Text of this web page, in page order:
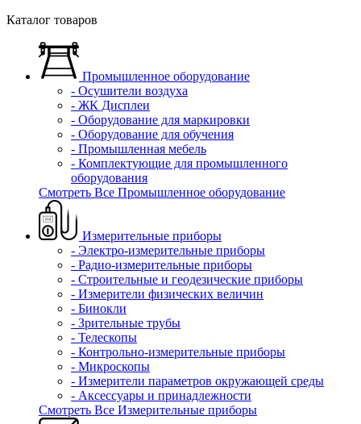
Каталог товаров
Промышленное оборудование
- Осушители воздуха
- ЖК Дисплеи
- Оборудование для маркировки
- Оборудование для обучения
- Промышленная мебель
- Комплектующие для промышленного
оборудования
Смотреть Все Промышленное оборудование
Измерительные приборы
- Электро-измерительные приборы
- Радио-измерительные приборы
- Строительные и геодезические приборы
- Измерители физических величин
- Бинокли
- Зрительные трубы
- Телескопы
- Контрольно-измерительные приборы
- Микроскопы
- Измерители параметров окружающей среды
- Аксессуары и принадлежности
Смотреть Все Измерительные приборы